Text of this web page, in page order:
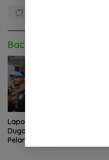
Baca Juga
Laporan Wartawan Terkait
Dugaan Pengancaman dan
Pelarangan Liputan Diatensi
Kapolrestabes Medan